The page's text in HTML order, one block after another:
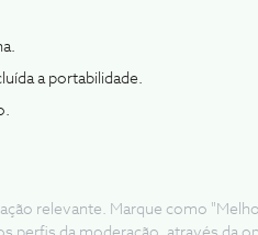
a portabilidade.
relevante. Marque como